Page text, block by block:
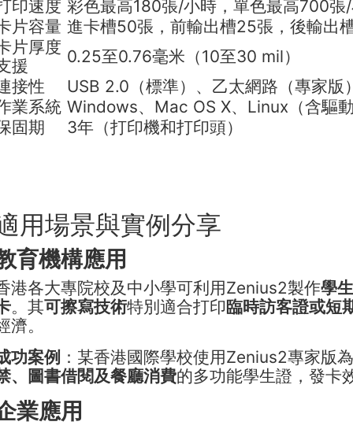
印速度 彩色最高180張/小時，單色最高700張
片容量 進卡槽50張，前輸出槽25張，後輸出
片厚度
援
0.25至0.76毫米（10至30 mil）
接性
USB 2.0（標準）、乙太網路（專家版
業系統 Windows、Mac OS X、Linux（含驅
固期
3年（打印機和打印頭）
用場景與實例分享
育機構應用
港各大專院校及中小學可利用Zenius2製作學
。其可擦寫技術特別適合打印臨時訪客證或短
濟。
功案例 ：某香港國際學校使用Zenius2專家版
、圖書借閱及餐廳消費的多功能學生證，發卡
業應用